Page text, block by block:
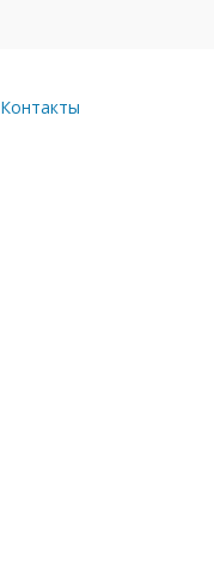
Контакты